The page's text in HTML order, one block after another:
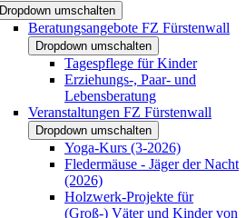
Dropdown umschalten
Beratungsangebote FZ Fürstenwall
Dropdown umschalten
Tagespflege für Kinder
Erziehungs-, Paar- und
Lebensberatung
Veranstaltungen FZ Fürstenwall
Dropdown umschalten
Yoga-Kurs (3-2026)
Fledermäuse - Jäger der Nacht
(2026)
Holzwerk-Projekte für
(Groß-) Väter und Kinder von